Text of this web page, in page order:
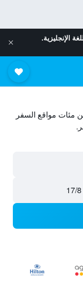
الإنجليزية.
مئات مواقع السفر